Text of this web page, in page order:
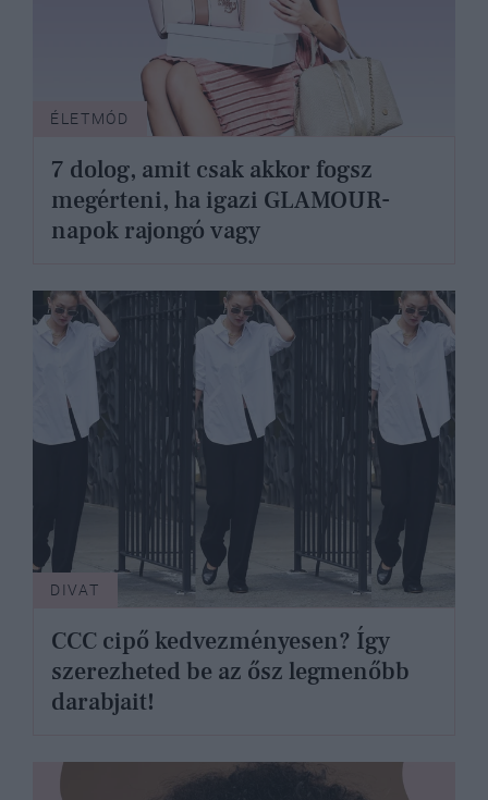
ÉLETMÓD
7 dolog, amit csak akkor fogsz
megérteni, ha igazi GLAMOUR-
napok rajongó vagy
DIVAT
CCC cipő kedvezményesen? Így
szerezheted be az ősz legmenőbb
darabjait!